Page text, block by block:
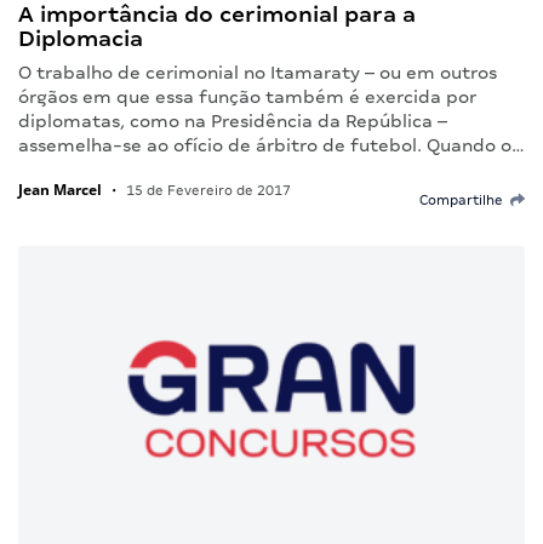
A importância do cerimonial para a
Diplomacia
O trabalho de cerimonial no Itamaraty – ou em outros
órgãos em que essa função também é exercida por
diplomatas, como na Presidência da República –
assemelha-se ao ofício de árbitro de futebol. Quando o…
Jean Marcel • 15 de Fevereiro de 2017
Compartilhe